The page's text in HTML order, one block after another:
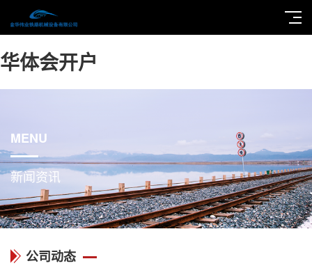
华体会开户
MENU
新闻资讯
公司动态